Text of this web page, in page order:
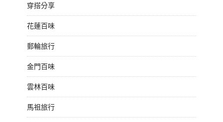
穿搭分享
花蓮百味
郵輪旅行
金門百味
雲林百味
馬祖旅行